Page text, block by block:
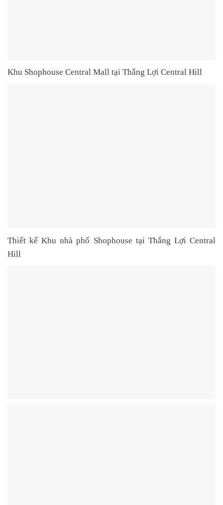
Khu Shophouse Central Mall tại Thắng Lợi Central Hill
Thiết kế Khu nhà phố Shophouse tại Thắng Lợi Central
Hill